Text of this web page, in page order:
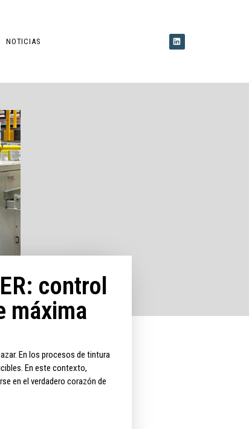
NOTICIAS
control
máxima
En los procesos de tintura
En este contexto,
en el verdadero corazón de